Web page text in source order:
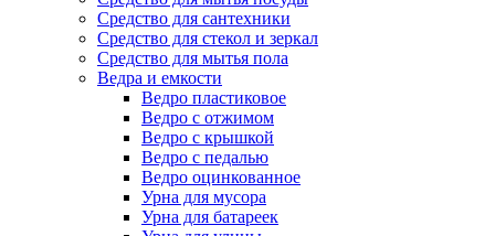
Средство для сантехники
Средство для стекол и зеркал
Средство для мытья пола
Ведра и емкости
Ведро пластиковое
Ведро с отжимом
Ведро с крышкой
Ведро с педалью
Ведро оцинкованное
Урна для мусора
Урна для батареек